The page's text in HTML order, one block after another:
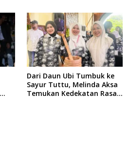
Data
Dari Daun Ubi Tumbuk ke
Sayur Tuttu, Melinda Aksa
Temukan Kedekatan Rasa